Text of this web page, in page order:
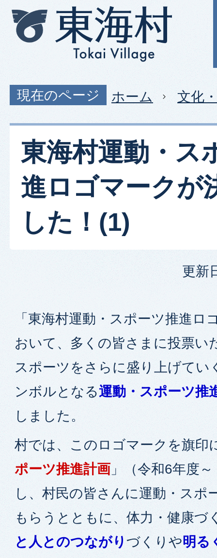
現在のページ ホーム 文化
東海村運動・ス
進ロゴマークが
した！(1)
更新
「東海村運動・スポーツ推進ロ
おいて、多くの皆さまに投票い
スポーツをさらに盛り上げてい
ンボルとなる運動・スポーツ推
しました。
村では、このロゴマークを旗印
ポーツ推進計画 」（令和6年度
し、村民の皆さんに運動・スポ
もらうとともに、体力・健康づ
と人とのつながり づくりや明る